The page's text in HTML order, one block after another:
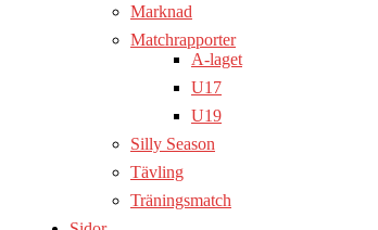
Marknad
Matchrapporter
A-laget
U17
U19
Silly Season
Tävling
Träningsmatch